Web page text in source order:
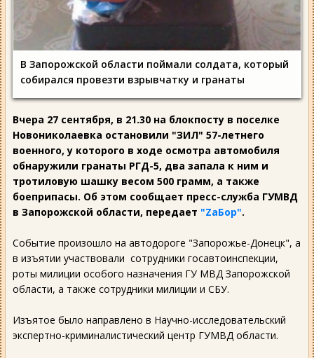
В Запорожской области поймали солдата, который
собирался провезти взрывчатку и гранаты
Вчера 27 сентября, в 21.30 на блокпосту в поселке
Новониколаевка остановили "ЗИЛ" 57-летнего
военного, у которого в ходе осмотра автомобиля
обнаружили гранаты РГД-5, два запала к ним и
тротиловую шашку весом 500 грамм, а также
боеприпасы. Об этом сообщает пресс-служба ГУМВД
в Запорожской области, передает "ZаБор".
Событие произошло на автодороге "Запорожье-Донецк", а
в изъятии участвовали сотрудники госавтоинспекции,
роты милиции особого назначения ГУ МВД Запорожской
области, а также сотрудники милиции и СБУ.
Изъятое было направлено в Научно-исследовательский
экспертно-криминалистический центр ГУМВД области.